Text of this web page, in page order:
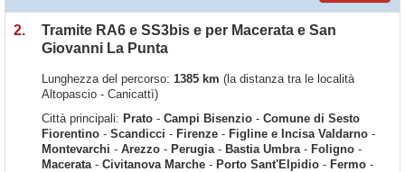
2.
Tramite RA6 e SS3bis e per Macerata e San
Giovanni La Punta
Lunghezza del percorso: 1385 km (la distanza tra le località
Altopascio - Canicattì)
Città principali: Prato - Campi Bisenzio - Comune di Sesto
Fiorentino - Scandicci - Firenze - Figline e Incisa Valdarno -
Montevarchi - Arezzo - Perugia- Bastia Umbra- Foligno -
Macerata- Civitanova Marche - Porto Sant'Elpidio - Fermo -